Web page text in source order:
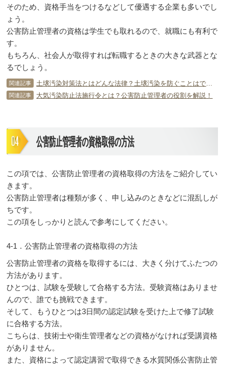
そのため、資格手当をつけるなどして優遇する企業も多いでし
ょう。
公害防止管理者の資格は学生でも取れるので、就職にも有利で
す。
もちろん、社会人が取得すれば転職するときの大きな武器とな
るでしょう。
関連記事 土壌汚染対策法とはどんな法律？土壌汚染を防ぐことはできるの？
関連記事 大気汚染防止法施行令とは？公害防止管理者の役割を解説！
公害防止管理者の資格取得の方法
この項では、公害防止管理者の資格取得の方法をご紹介してい
きます。
公害防止管理者は種類が多く、申し込みのときなどに混乱しが
ちです。
この項をしっかりと読んで参考にしてください。
4-1．公害防止管理者の資格取得の方法
公害防止管理者の資格を取得するには、大きく分けてふたつの
方法があります。
ひとつは、試験を受験して合格する方法。受験資格はありませ
んので、誰でも挑戦できます。
そして、もうひとつは3日間の認定試験を受けた上で修了試験
に合格する方法。
こちらは、技術士や衛生管理者などの資格がなければ受講資格
がありません。
また、資格によって認定講習で取得できる水質関係公害防止管